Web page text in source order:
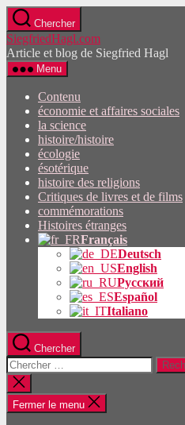
Passez
directement
au
contenu
Chercher
SiegfriedHagl.com
Article et blog de Siegfried Hagl
Menu
Contenu
économie et affaires sociales
la science
histoire/histoire
écologie
ésotérique
histoire des religions
Critiques de livres et de films
commémorations
Histoires étranges
Français
Deutsch
English
Русский
Español
Italiano
Chercher
Rechercher:
Fermer
la
recherche
Fermer le menu